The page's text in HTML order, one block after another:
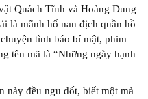
Quách Tĩnh và Hoàng Dung
là mãnh hổ nan địch quần hồ
tình báo bí mật, phim
tên mã là “Những ngày hạnh
này đều ngu dốt, biết một mà